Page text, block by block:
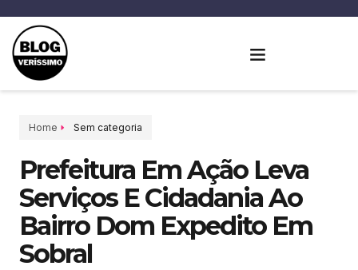
Home Sem categoria
Prefeitura Em Ação Leva
Serviços E Cidadania Ao
Bairro Dom Expedito Em
Sobral